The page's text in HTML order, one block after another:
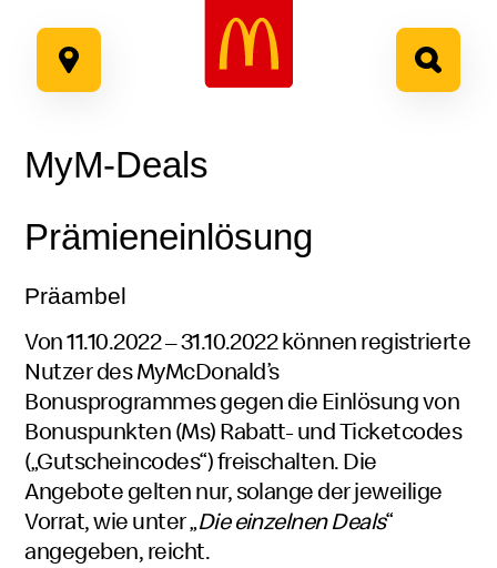
Inhalt
springen
MyM-Deals
Prämieneinlösung
Präambel
Von 11.10.2022 – 31.10.2022 können registrierte
Nutzer des MyMcDonald’s
Bonusprogrammes gegen die Einlösung von
Bonuspunkten (Ms) Rabatt- und Ticketcodes
(„Gutscheincodes“) freischalten. Die
Angebote gelten nur, solange der jeweilige
Vorrat, wie unter „Die einzelnen Deals“
angegeben, reicht.